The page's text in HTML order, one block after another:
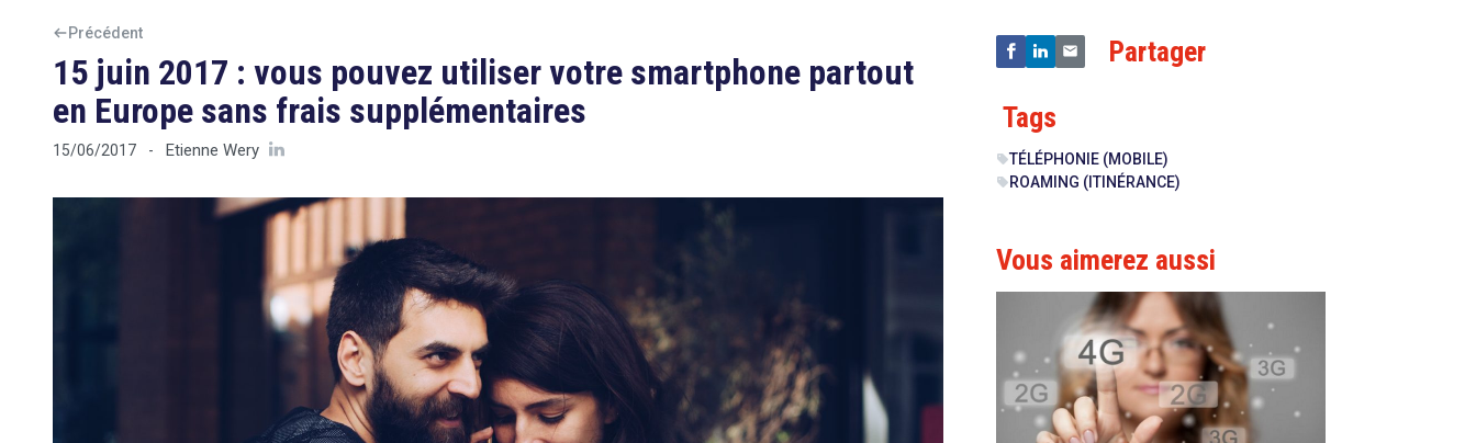
Précédent
15 juin 2017 : vous pouvez utiliser votre smartphone partout
en Europe sans frais supplémentaires
15/06/2017 - Etienne Wery
Partager
Tags
sellTÉLÉPHONIE (MOBILE)
sellROAMING (ITINÉRANCE)
Vous aimerez aussi